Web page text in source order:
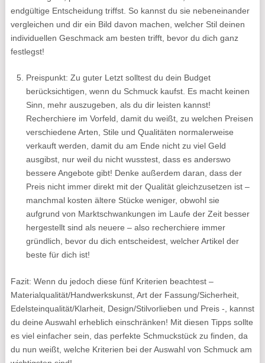
endgültige Entscheidung triffst. So kannst du sie nebeneinander
vergleichen und dir ein Bild davon machen, welcher Stil deinen
individuellen Geschmack am besten trifft, bevor du dich ganz
festlegst!
Preispunkt: Zu guter Letzt solltest du dein Budget
berücksichtigen, wenn du Schmuck kaufst. Es macht keinen
Sinn, mehr auszugeben, als du dir leisten kannst!
Recherchiere im Vorfeld, damit du weißt, zu welchen Preisen
verschiedene Arten, Stile und Qualitäten normalerweise
verkauft werden, damit du am Ende nicht zu viel Geld
ausgibst, nur weil du nicht wusstest, dass es anderswo
bessere Angebote gibt! Denke außerdem daran, dass der
Preis nicht immer direkt mit der Qualität gleichzusetzen ist –
manchmal kosten ältere Stücke weniger, obwohl sie
aufgrund von Marktschwankungen im Laufe der Zeit besser
hergestellt sind als neuere – also recherchiere immer
gründlich, bevor du dich entscheidest, welcher Artikel der
beste für dich ist!
Fazit: Wenn du jedoch diese fünf Kriterien beachtest –
Materialqualität/Handwerkskunst, Art der Fassung/Sicherheit,
Edelsteinqualität/Klarheit, Design/Stilvorlieben und Preis -, kannst
du deine Auswahl erheblich einschränken! Mit diesen Tipps sollte
es viel einfacher sein, das perfekte Schmuckstück zu finden, da
du nun weißt, welche Kriterien bei der Auswahl von Schmuck am